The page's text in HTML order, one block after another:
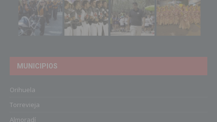
MUNICIPIOS
Orihuela
Torrevieja
Almoradí